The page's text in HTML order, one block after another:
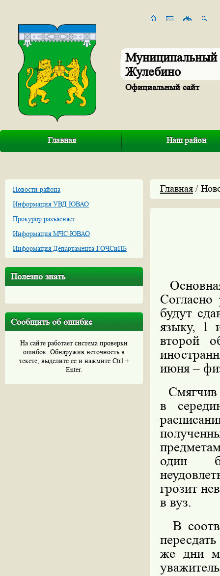
Муниципальный
Жулебино
Официальный сайт
Главная Наш район
Новости района
Информация УВД ЮВАО
Прокурор разъясняет
Информация МЧС ЮВАО
Информация Департамента ГОЧСиПБ
Полезно знать
Сообщить об ошибке
На сайте работает система проверки
ошибок. Обнаружив неточность в
тексте, выделите ее и нажмите Ctrl +
Enter.
Главная /
будут
языку, 1
второй
июня –
Смягчив
в
один
грозит
в вуз.
В
же дни